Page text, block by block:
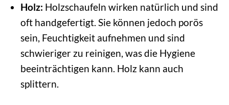
Holz: Holzschaufeln wirken natürlich und sind
oft handgefertigt. Sie können jedoch porös
sein, Feuchtigkeit aufnehmen und sind
schwieriger zu reinigen, was die Hygiene
beeinträchtigen kann. Holz kann auch
splittern.